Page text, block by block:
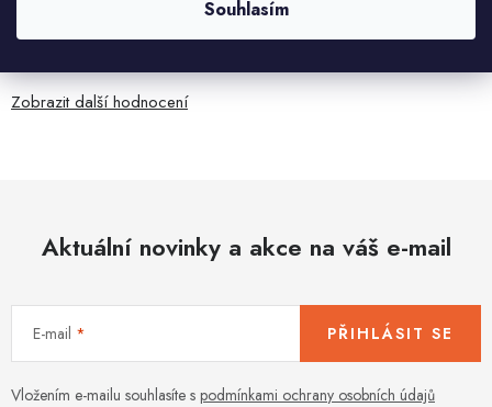
Souhlasím
Zobrazit další hodnocení
Aktuální novinky a akce na váš e-mail
E-mail
Vložením e-mailu souhlasíte s podmínkami ochrany osobních údajů
PŘIHLÁSIT SE